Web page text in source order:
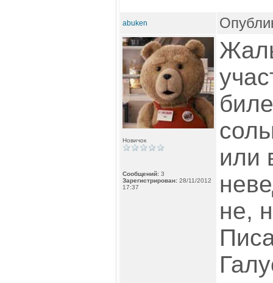
abuken
Новичок
Сообщений: 3
Зарегистрирован: 28/11/2012
17:37
или
не,